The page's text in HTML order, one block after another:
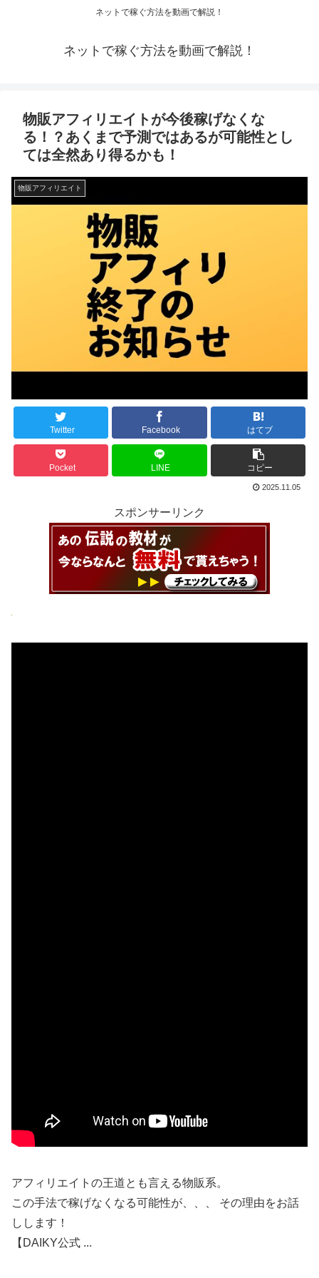
ネットで稼ぐ方法を動画で解説！
ネットで稼ぐ方法を動画で解説！
物販アフィリエイトが今後稼げなくな
る！？あくまで予測ではあるが可能性とし
ては全然あり得るかも！
物販アフィリエイト
Twitter Facebook はてブ
Pocket LINE コピー
2025.11.05
スポンサーリンク
アフィリエイトの王道とも言える物販系。
この手法で稼げなくなる可能性が、、、 その理由をお話
しします！
【DAIKY公式 ...